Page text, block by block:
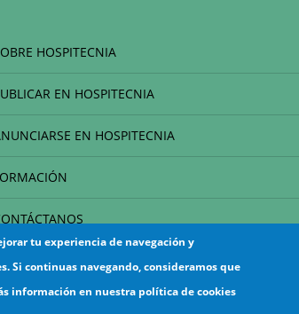
HOSPITECNIA
EN HOSPITECNIA
EN HOSPITECNIA
tu experiencia de navegación y
Si continuas navegando, consideramos que
información en nuestra política de cookies